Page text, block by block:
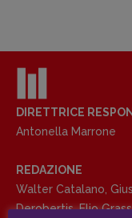
Scienza
Tornare
Valerio
DIRETTRICE
Antonella Marrone
REDAZIONE
Walter Catalano
Derobertis,Elio